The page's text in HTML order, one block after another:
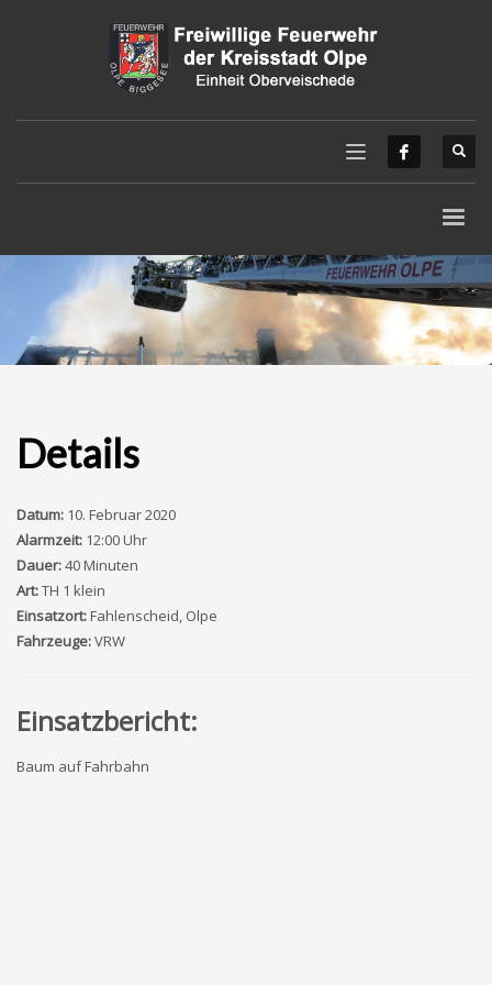
Details
Datum: 10. Februar 2020
Alarmzeit: 12:00 Uhr
Dauer:40 Minuten
Art:TH 1 klein
Einsatzort:Fahlenscheid, Olpe
Fahrzeuge:VRW
Einsatzbericht:
Baum auf Fahrbahn